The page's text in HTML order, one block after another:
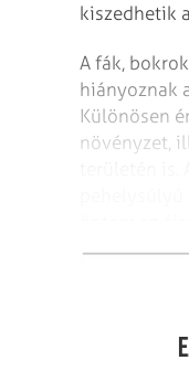
kiszedhetik
A fák,
hiányoznak
Különösen
növényzet,
szedni az